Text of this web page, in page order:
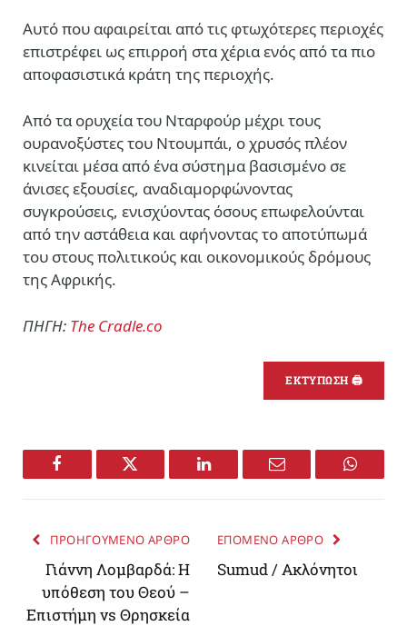
Αυτό που αφαιρείται από τις φτωχότερες περιοχές
επιστρέφει ως επιρροή στα χέρια ενός από τα πιο
αποφασιστικά κράτη της περιοχής.
Από τα ορυχεία του Νταρφούρ μέχρι τους
ουρανοξύστες του Ντουμπάι, ο χρυσός πλέον
κινείται μέσα από ένα σύστημα βασισμένο σε
άνισες εξουσίες, αναδιαμορφώνοντας
συγκρούσεις, ενισχύοντας όσους επωφελούνται
από την αστάθεια και αφήνοντας το αποτύπωμά
του στους πολιτικούς και οικονομικούς δρόμους
της Αφρικής.
ΠΗΓΗ: The Cradle.co
ΕΚΤΥΠΩΣΗ 🖨
Facebook Twitter LinkedIn Email
ΠΡΟΗΓΟΥΜΕΝΟ ΑΡΘΡΟ
Γιάννη Λομβαρδά: Η
υπόθεση του Θεού –
Επιστήμη vs Θρησκεία
ΕΠΟΜΕΝΟ ΑΡΘΡΟ
Sumud / Ακλόνητοι